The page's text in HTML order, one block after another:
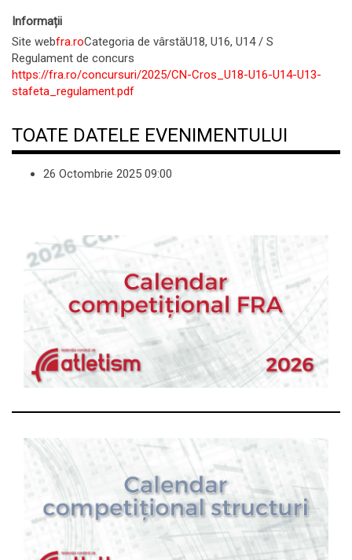
Informații
Site webfra.roCategoria de vârstăU18, U16, U14 / S
Regulament de concurs
https://fra.ro/concursuri/2025/CN-Cros_U18-U16-U14-U13-
stafeta_regulament.pdf
TOATE DATELE EVENIMENTULUI
26 Octombrie 2025 09:00